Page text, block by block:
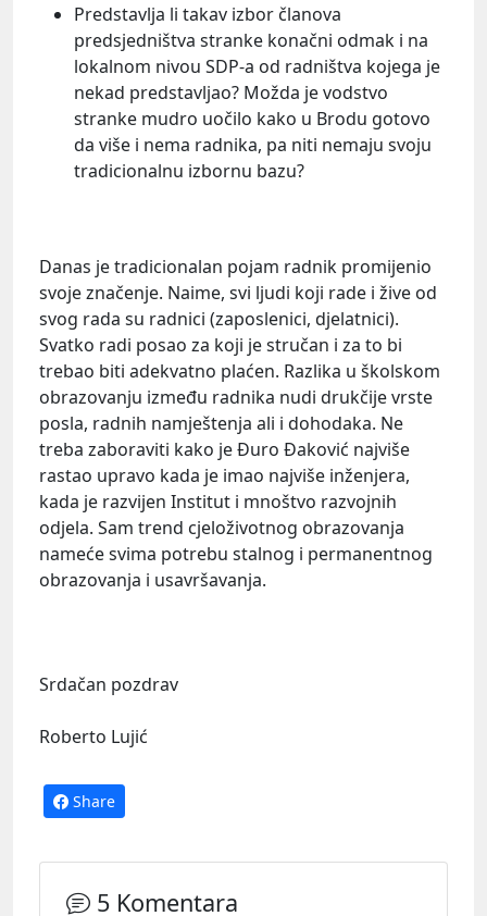
Predstavlja li takav izbor članova
predsjedništva stranke konačni odmak i na
lokalnom nivou SDP-a od radništva kojega je
nekad predstavljao? Možda je vodstvo
stranke mudro uočilo kako u Brodu gotovo
da više i nema radnika, pa niti nemaju svoju
tradicionalnu izbornu bazu?
Danas je tradicionalan pojam radnik promijenio
svoje značenje. Naime, svi ljudi koji rade i žive od
svog rada su radnici (zaposlenici, djelatnici).
Svatko radi posao za koji je stručan i za to bi
trebao biti adekvatno plaćen. Razlika u školskom
obrazovanju između radnika nudi drukčije vrste
posla, radnih namještenja ali i dohodaka. Ne
treba zaboraviti kako je Đuro Đaković najviše
rastao upravo kada je imao najviše inženjera,
kada je razvijen Institut i mnoštvo razvojnih
odjela. Sam trend cjeloživotnog obrazovanja
nameće svima potrebu stalnog i permanentnog
obrazovanja i usavršavanja.
Srdačan pozdrav
Roberto Lujić
Share
5 Komentara